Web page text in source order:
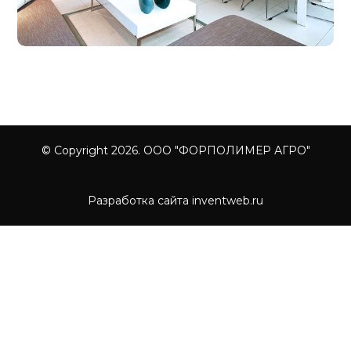
© Copyright 2026. ООО "ФОРПОЛИМЕР АГРО"
Разработка сайта inventweb.ru